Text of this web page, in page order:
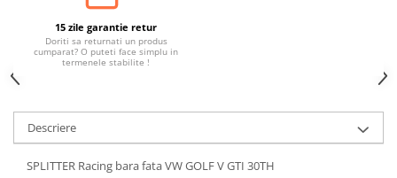
15 zile garantie retur
Doriti sa returnati un produs
cumparat? O puteti face simplu in
termenele stabilite !
Descriere
SPLITTER Racing bara fata VW GOLF V GTI 30TH